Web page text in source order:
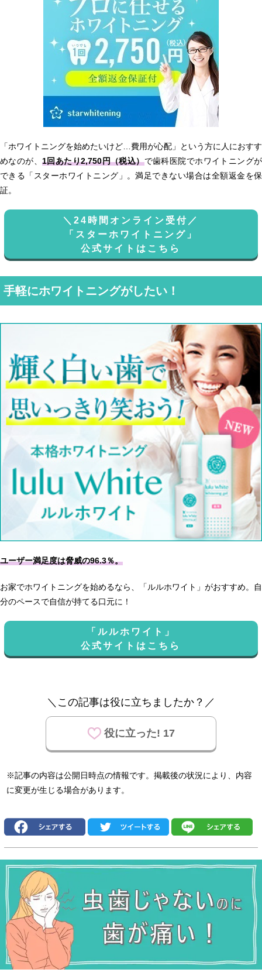
「ホワイトニングを始めたいけど…費用が心配」という方に人におすす
めなのが、1回あたり2,750円（税込）で歯科医院でホワイトニングが
できる「スターホワイトニング」。満足できない場合は全額返金を保
証。
＼24時間オンライン受付／
「スターホワイトニング」
公式サイトはこちら
手軽にホワイトニングがしたい！
ユーザー満足度は脅威の96.3％。
お家でホワイトニングを始めるなら、「ルルホワイト」がおすすめ。自
分のペースで自信が持てる口元に！
「ルルホワイト」
公式サイトはこちら
＼この記事は役に立ちましたか？／
役に立った! 17
※記事の内容は公開日時点の情報です。掲載後の状況により、内容
に変更が生じる場合があります。